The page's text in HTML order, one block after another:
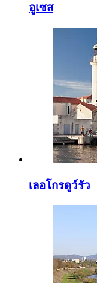
อูเซส
เลอโกรดูว์รัว